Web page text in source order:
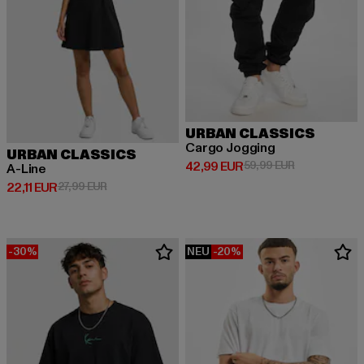
URBAN CLASSICS
A-Line
22,11 EUR
Derzeitiger Preis: 22,11 EUR
27,99 EURAktionspreis: 27,99 EUR
URBAN CLASSICS
Cargo Jogging
42,99 EUR
Derzeitiger Preis: 42,99 EUR
59,99 EURAktionspreis:
-30% NEU -20%